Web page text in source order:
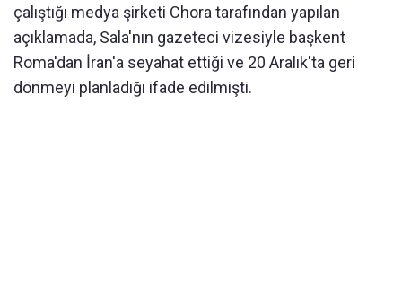
çalıştığı medya şirketi Chora tarafından yapılan
açıklamada, Sala'nın gazeteci vizesiyle başkent
Roma'dan İran'a seyahat ettiği ve 20 Aralık'ta geri
dönmeyi planladığı ifade edilmişti.